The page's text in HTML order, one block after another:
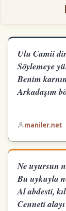
Ulu Camii
Söylemeye
Benim
Arkadaşım
maniler.net
Ne uyursun
Bu uykuyla
Al abdesti,
Cenneti